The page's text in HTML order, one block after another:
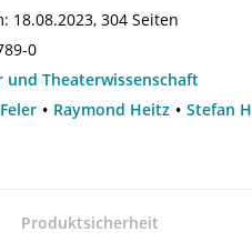
18.08.2023, 304 Seiten
0
und Theaterwissenschaft
Raymond Heitz Stefan
Produktsicherheit